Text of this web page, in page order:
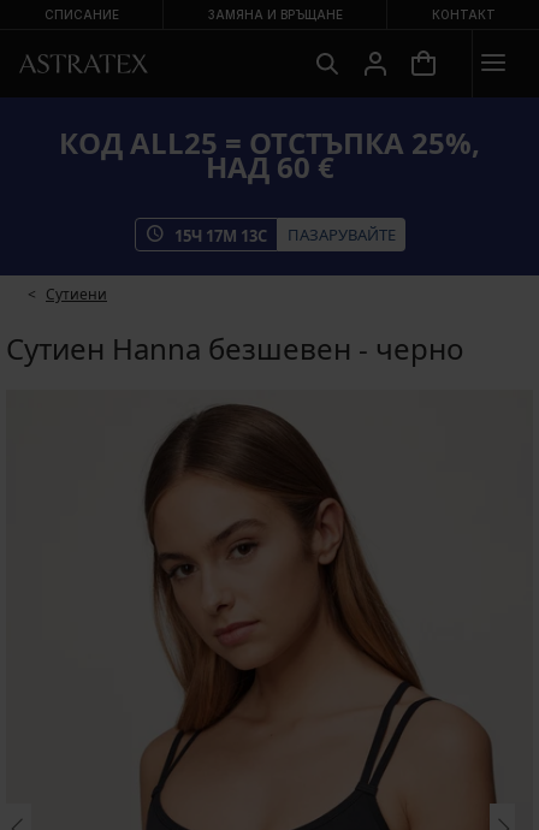
СПИСАНИЕ ЗАМЯНА И ВРЪЩАНЕ КОНТАКТ
КОД ALL25 = ОТСТЪПКА 25%,
НАД 60 €
15Ч 17М 13С ПАЗАРУВАЙТЕ
Сутиени
Сутиен Hanna безшевен - черно